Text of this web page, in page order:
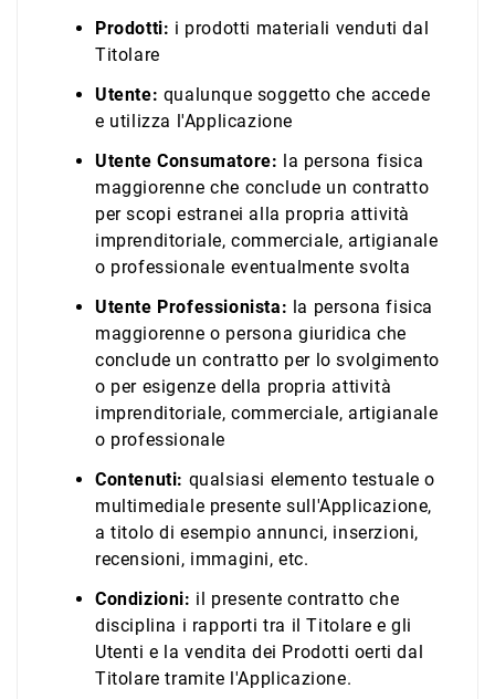
Prodotti: i prodotti materiali venduti dal
Titolare
Utente: qualunque soggetto che accede
e utilizza l'Applicazione
Utente Consumatore: la persona fisica
maggiorenne che conclude un contratto
per scopi estranei alla propria attività
imprenditoriale, commerciale, artigianale
o professionale eventualmente svolta
Utente Professionista: la persona fisica
maggiorenne o persona giuridica che
conclude un contratto per lo svolgimento
o per esigenze della propria attività
imprenditoriale, commerciale, artigianale
o professionale
Contenuti: qualsiasi elemento testuale o
multimediale presente sull'Applicazione,
a titolo di esempio annunci, inserzioni,
recensioni, immagini, etc.
Condizioni: il presente contratto che
disciplina i rapporti tra il Titolare e gli
Utenti e la vendita dei Prodotti oerti dal
Titolare tramite l'Applicazione.